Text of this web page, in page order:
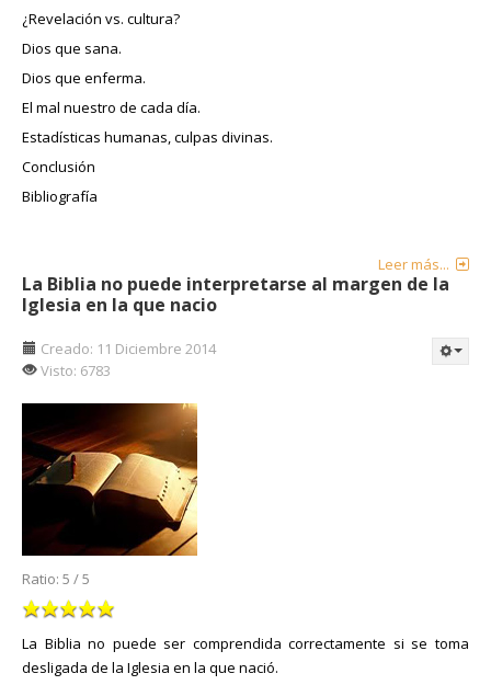
¿Revelación vs. cultura?
Dios que sana.
Dios que enferma.
El mal nuestro de cada día.
Estadísticas humanas, culpas divinas.
Conclusión
Bibliografía
Leer más...
La Biblia no puede interpretarse al margen de la
Iglesia en la que nacio
Creado: 11 Diciembre 2014
Visto: 6783
Ratio: 5 /5
La Biblia no puede ser comprendida correctamente si se toma
desligada de la Iglesia en la que nació.